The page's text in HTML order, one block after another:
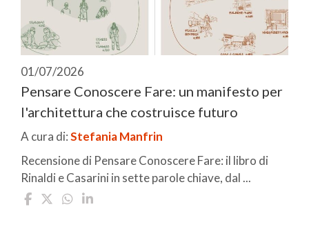
01/07/2026
Pensare Conoscere Fare: un manifesto per
l'architettura che costruisce futuro
A cura di:Stefania Manfrin
Recensione di Pensare Conoscere Fare: il libro di
Rinaldi e Casarini in sette parole chiave, dal ...